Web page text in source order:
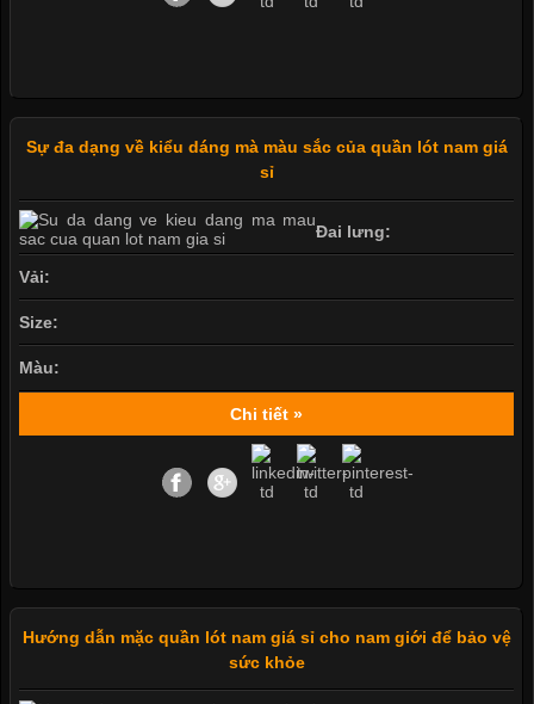
Sự đa dạng về kiểu dáng mà màu sắc của quần lót nam giá
sỉ
Đai lưng:
Vải:
Size:
Màu:
Chi tiết »
Hướng dẫn mặc quần lót nam giá sỉ cho nam giới để bảo vệ
sức khỏe